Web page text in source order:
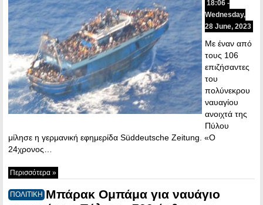
18:06 -
Wednesday,
28 June, 2023
Με έναν από
τους 106
επιζήσαντες
του
πολύνεκρου
ναυαγίου
ανοιχτά της
Πύλου
μίλησε η γερμανική εφημερίδα Süddeutsche Zeitung. «Ο
24χρονος…
Περισσότερα »
ΠΟΛΙΤΙΚΗ Μπάρακ Ομπάμα για ναυάγιο